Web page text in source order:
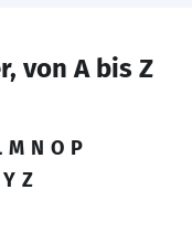
von A bis Z
M N O P
Y Z